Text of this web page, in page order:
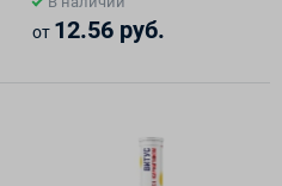
от 12.56 руб.